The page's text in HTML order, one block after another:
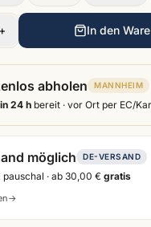
+ In den
abholen MANNHEIM
in 24 h bereit · vor Ort per EC/
möglich DE-VERSAND
pauschal · ab 30,00 € gratis
→